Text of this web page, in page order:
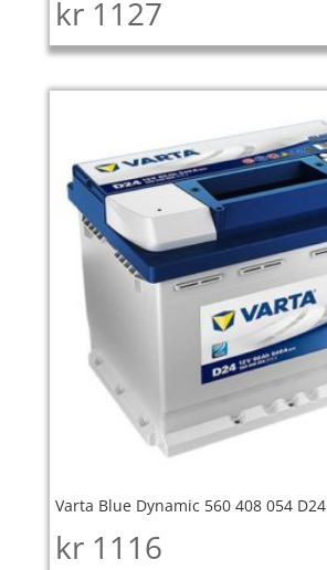
kr 1127
Varta Blue Dynamic 560 408 054 D24
kr 1116